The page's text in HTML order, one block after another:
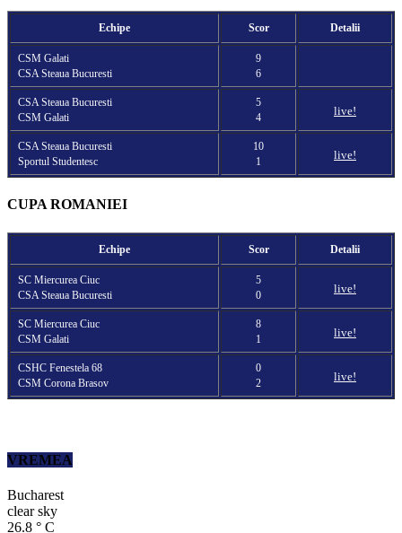
Echipe Scor Detalii
CSM Galati
CSA Steaua Bucuresti
9
6
CSA Steaua Bucuresti
CSM Galati
5
4
live!
CSA Steaua Bucuresti
Sportul Studentesc
10
1
live!
CUPA ROMANIEI
Echipe Scor Detalii
SC Miercurea Ciuc
CSA Steaua Bucuresti
5
0
live!
SC Miercurea Ciuc
CSM Galati
8
1
live!
CSHC Fenestela 68
CSM Corona Brasov
0
2
live!
VREMEA
Bucharest
clear sky
26.8 ° C